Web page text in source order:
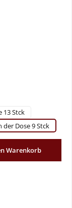
13 Stck
der Dose 9 Stck
Warenkorb